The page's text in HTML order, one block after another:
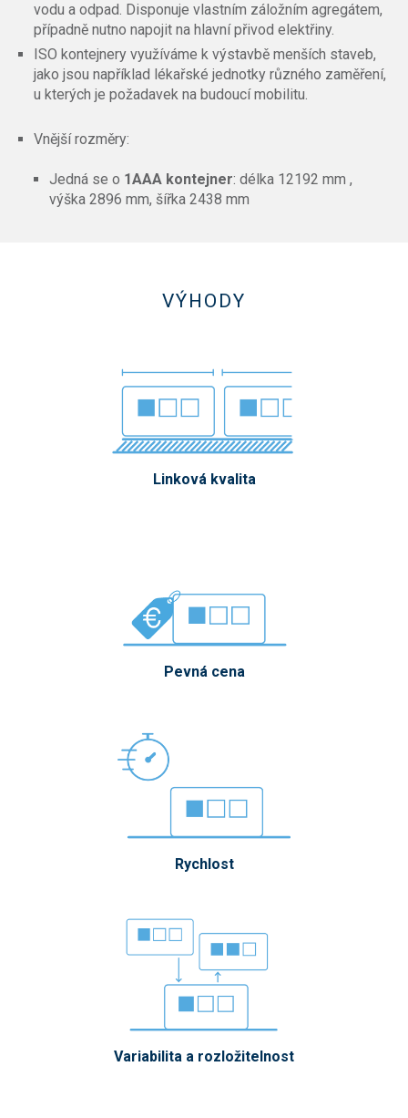
vodu a odpad. Disponuje vlastním záložním agregátem,
případně nutno napojit na hlavní přivod elektřiny.
ISO kontejnery využíváme k výstavbě menších staveb,
jako jsou například lékařské jednotky různého zaměření,
u kterých je požadavek na budoucí mobilitu.
Vnější rozměry:
Jedná se o 1AAA kontejner: délka 12192 mm ,
výška 2896 mm, šířka 2438 mm
VÝHODY
Linková kvalita
Pevná cena
Rychlost
Variabilita a rozložitelnost